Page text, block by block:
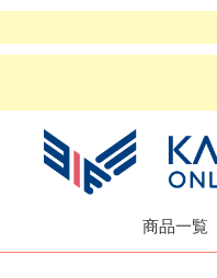
商品一覧